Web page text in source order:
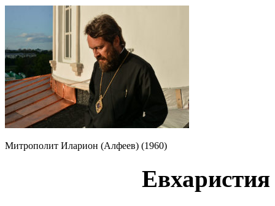
Митрополит Иларион (Алфеев) (1960)